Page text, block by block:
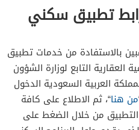
تطبيق سكني
بالاستفادة من خدمات تطبيق
التابع لوزارة الشؤون
العربية السعودية الدخول
من هنا“، ثم الاطلاع على كافة
التطبيق من خلال الضغط على